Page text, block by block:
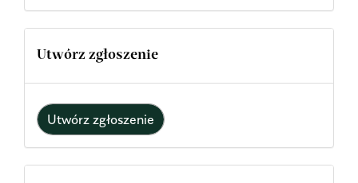
Utwórz zgłoszenie
Utwórz zgłoszenie